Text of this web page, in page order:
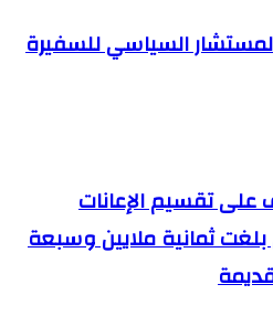
السياسي للسفيرة
على تقسيم الإعانات
2024 التي بلغت ثمانية ملايين وسبعة